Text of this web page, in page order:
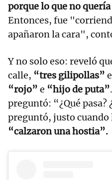
porque lo que no
Entonces, fue
apañaron la cara",
Y no solo eso: reveló
calle, “tres gilipollas”
“rojo” e “hijo de puta”
preguntó: “¿Qué pasa?
preguntó, justo cuando
“calzaron una hostia”.